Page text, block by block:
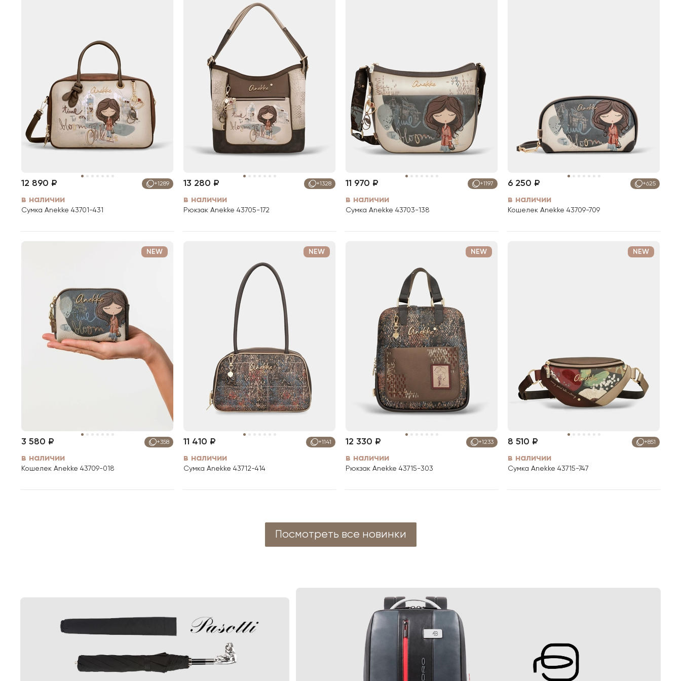
+1289
12 890 ₽
в наличии
Сумка Anekke 43701-431
+1328
13 280 ₽
в наличии
Рюкзак Anekke 43705-172
+1197
11 970 ₽
в наличии
Сумка Anekke 43703-138
+625
6 250 ₽
в наличии
Кошелек Anekke 43709-709
NEW
+358
3 580 ₽
в наличии
Кошелек Anekke 43709-018
NEW
+1141
11 410 ₽
в наличии
Сумка Anekke 43712-414
NEW
+1233
12 330 ₽
в наличии
Рюкзак Anekke 43715-303
NEW
+851
8 510 ₽
в наличии
Сумка Anekke 43715-747
Посмотреть все новинки